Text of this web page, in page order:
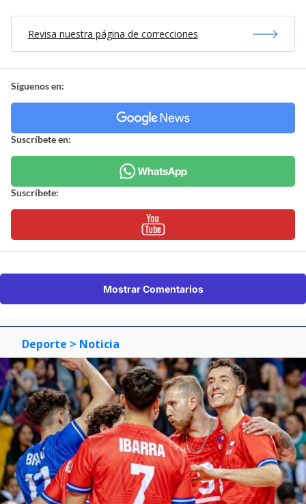
Revisa nuestra página de correcciones
Síguenos en:
Suscríbete en:
Suscríbete:
Mostrar Comentarios
Deporte > Noticia